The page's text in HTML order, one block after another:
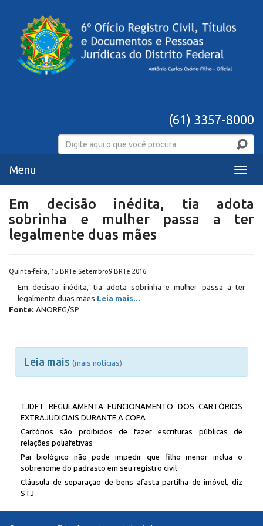
(61) 3357-8000
Menu
Menu
Em decisão inédita, tia adota
sobrinha e mulher passa a ter
legalmente duas mães
Quinta-feira, 15 BRTe Setembro9 BRTe 2016
Em decisão inédita, tia adota sobrinha e mulher passa a ter
legalmente duas mães Leia mais...
Fonte: ANOREG/SP
Leia mais (mais notícias)
TJDFT REGULAMENTA FUNCIONAMENTO DOS CARTÓRIOS
EXTRAJUDICIAIS DURANTE A COPA
Cartórios são proibidos de fazer escrituras públicas de
relações poliafetivas
Pai biológico não pode impedir que filho menor inclua o
sobrenome do padrasto em seu registro civil
Cláusula de separação de bens afasta partilha de imóvel, diz
STJ